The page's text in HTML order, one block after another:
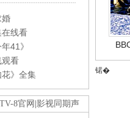
婚
在线看
41》
观看
花》全集
8官网 影视同期声
锘�